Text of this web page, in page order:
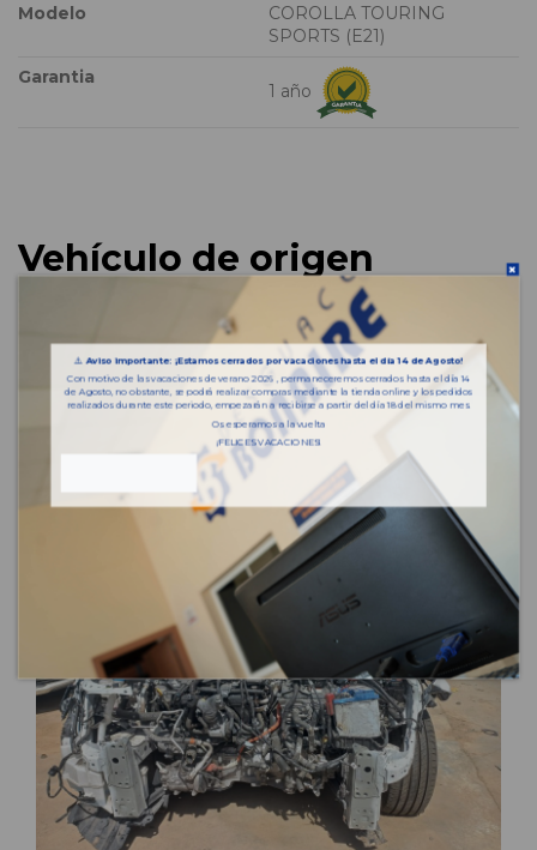
Modelo
COROLLA TOURING
SPORTS (E21)
Garantia
1 año
Vehículo de origen
⚠️Aviso importante: ¡Estamos cerrados por vacaciones hasta el día 14 de Agosto!
Con motivo de las vacaciones de verano 2026 , permaneceremos cerrados hasta el día 14
de Agosto, no obstante, se podrá realizar compras mediante la tienda online y los pedidos
realizados durante este periodo, empezarán a recibirse a partir del día 18 del mismo mes.
Os esperamos a la vuelta
¡FELICES VACACIONES!